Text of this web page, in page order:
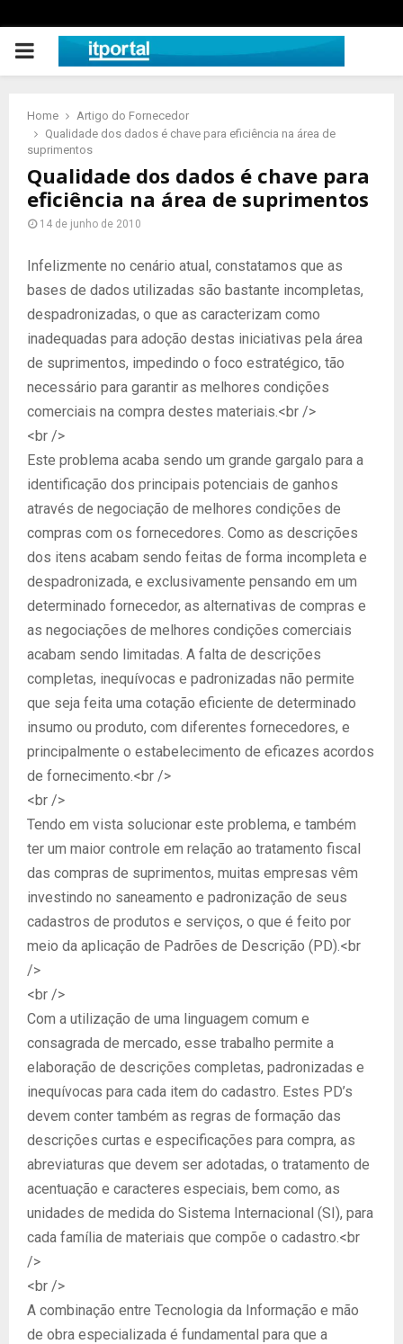
PRIMARY
Home
Artigo do Fornecedor
Qualidade dos dados é chave para eficiência na área de
suprimentos
Qualidade dos dados é chave para
eficiência na área de suprimentos
14 de junho de 2010
Infelizmente no cenário atual, constatamos que as
bases de dados utilizadas são bastante incompletas,
despadronizadas, o que as caracterizam como
inadequadas para adoção destas iniciativas pela área
de suprimentos, impedindo o foco estratégico, tão
necessário para garantir as melhores condições
comerciais na compra destes materiais.<br />
<br />
Este problema acaba sendo um grande gargalo para a
identificação dos principais potenciais de ganhos
através de negociação de melhores condições de
compras com os fornecedores. Como as descrições
dos itens acabam sendo feitas de forma incompleta e
despadronizada, e exclusivamente pensando em um
determinado fornecedor, as alternativas de compras e
as negociações de melhores condições comerciais
acabam sendo limitadas. A falta de descrições
completas, inequívocas e padronizadas não permite
que seja feita uma cotação eficiente de determinado
insumo ou produto, com diferentes fornecedores, e
principalmente o estabelecimento de eficazes acordos
de fornecimento.<br />
<br />
Tendo em vista solucionar este problema, e também
ter um maior controle em relação ao tratamento fiscal
das compras de suprimentos, muitas empresas vêm
investindo no saneamento e padronização de seus
cadastros de produtos e serviços, o que é feito por
meio da aplicação de Padrões de Descrição (PD).<br
/>
<br />
Com a utilização de uma linguagem comum e
consagrada de mercado, esse trabalho permite a
elaboração de descrições completas, padronizadas e
inequívocas para cada item do cadastro. Estes PD’s
devem conter também as regras de formação das
descrições curtas e especificações para compra, as
abreviaturas que devem ser adotadas, o tratamento de
acentuação e caracteres especiais, bem como, as
unidades de medida do Sistema Internacional (SI), para
cada família de materiais que compõe o cadastro.<br
/>
<br />
A combinação entre Tecnologia da Informação e mão
de obra especializada é fundamental para que a